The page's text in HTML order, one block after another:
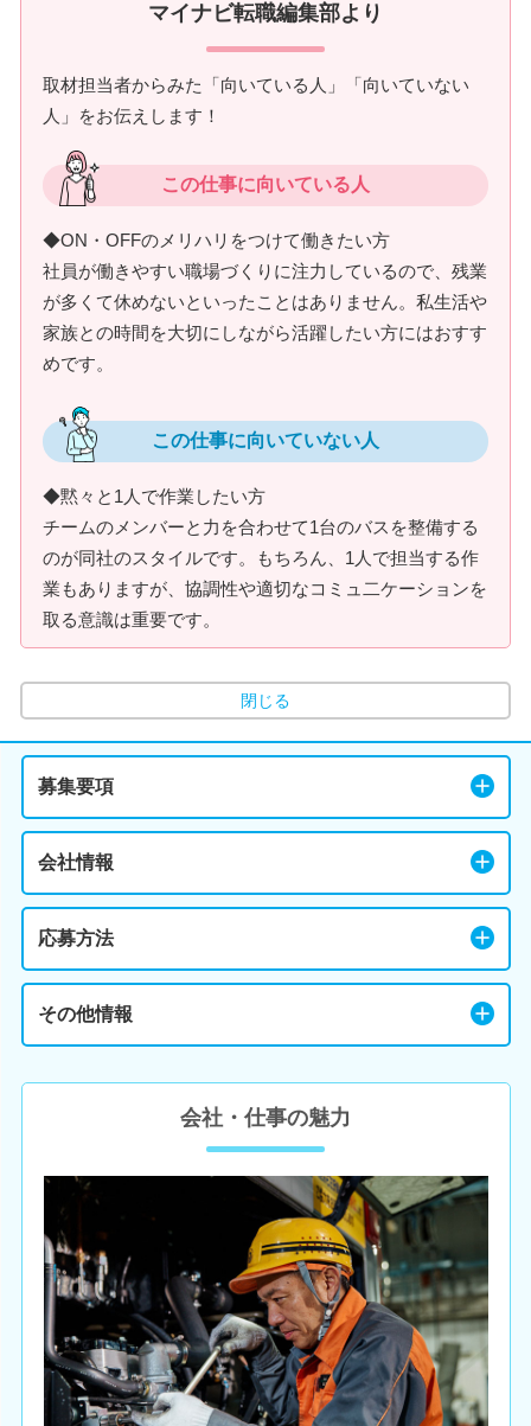
マイナビ転職編集部より
取材担当者からみた「向いている人」「向いていない
人」をお伝えします！
この仕事に向いている人
◆ON・OFFのメリハリをつけて働きたい方
社員が働きやすい職場づくりに注力しているので、残業
が多くて休めないといったことはありません。私生活や
家族との時間を大切にしながら活躍したい方にはおすす
めです。
この仕事に向いていない人
◆黙々と1人で作業したい方
チームのメンバーと力を合わせて1台のバスを整備する
のが同社のスタイルです。もちろん、1人で担当する作
業もありますが、協調性や適切なコミュ二ケーションを
取る意識は重要です。
閉じる
募集要項
会社情報
応募方法
その他情報
会社・仕事の魅力